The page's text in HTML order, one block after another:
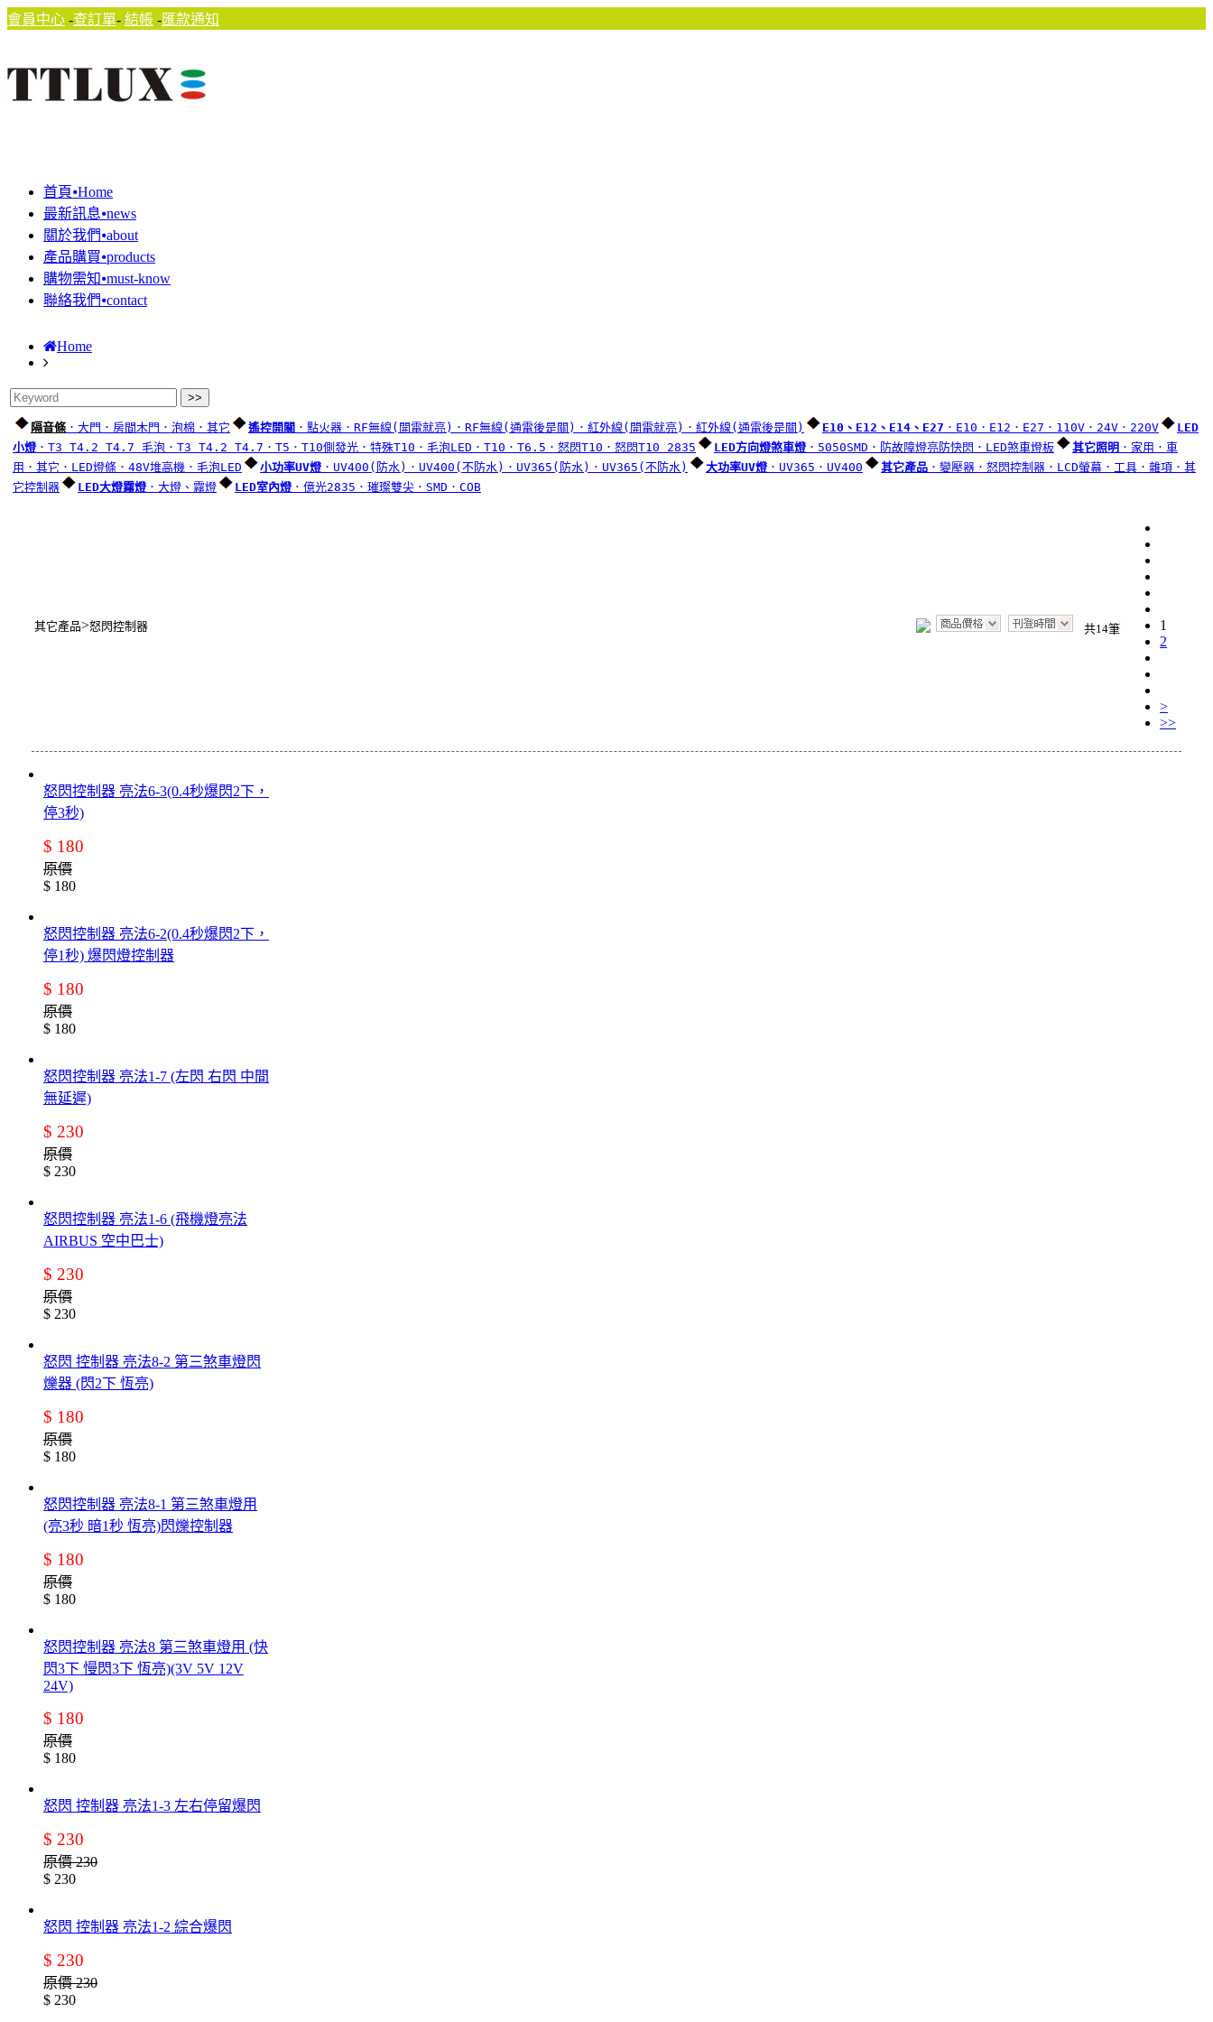
會員中心 -查訂單- 結帳 -匯款通知
首頁⦁Home
最新訊息⦁news
關於我們⦁about
產品購買⦁products
購物需知⦁must-know
聯絡我們⦁contact
Home
隔音條 ．大門 ．房間木門 ．泡棉 ．其它 遙控開關 ．點火器 ．RF無線(開電就亮) ．RF無線(通電後是關) ．紅外線(開電就亮) ．紅外線(通電後是關) E10、E12、E14、E27 ．E10 ．E12 ．E27 ．110V ．24V ．220V
LED
小燈 ．T3 T4.2 T4.7 毛泡 ．T3 T4.2 T4.7 ．T5 ．T10側發光 ．特殊T10 ．毛泡LED ．T10 ．T6.5 ．怒閃T10 ．怒閃T10 2835 LED方向燈煞車燈 ．5050SMD ．防故障燈亮防快閃 ．LED煞車燈板 其它照明 ．家用 ．車
用 ．其它 ．LED燈條 ．48V堆高機 ．毛泡LED 小功率UV燈 ．UV400(防水) ．UV400(不防水) ．UV365(防水) ．UV365(不防水) 大功率UV燈 ．UV365 ．UV400 其它產品 ．變壓器 ．怒閃控制器 ．LCD螢幕 ．工具 ．雜項 ．其
它控制器
LED大燈霧燈 ．大燈、霧燈 LED室內燈 ．億光2835 ．璀璨雙尖 ．SMD ．COB
其它產品>怒閃控制器 共14筆
1
2
>
>>
怒閃控制器 亮法6-3(0.4秒爆閃2下，
停3秒)
$ 180
原價
$ 180
怒閃控制器 亮法6-2(0.4秒爆閃2下，
停1秒) 爆閃燈控制器
$ 180
原價
$ 180
怒閃控制器 亮法1-7 (左閃 右閃 中間
無延遲)
$ 230
原價
$ 230
怒閃控制器 亮法1-6 (飛機燈亮法
AIRBUS 空中巴士)
$ 230
原價
$ 230
怒閃 控制器 亮法8-2 第三煞車燈閃
爍器 (閃2下 恆亮)
$ 180
原價
$ 180
怒閃控制器 亮法8-1 第三煞車燈用
(亮3秒 暗1秒 恆亮)閃爍控制器
$ 180
原價
$ 180
怒閃控制器 亮法8 第三煞車燈用 (快
閃3下 慢閃3下 恆亮)(3V 5V 12V
24V)
$ 180
原價
$ 180
怒閃 控制器 亮法1-3 左右停留爆閃
$ 230
原價 230
$ 230
怒閃 控制器 亮法1-2 綜合爆閃
$ 230
原價 230
$ 230